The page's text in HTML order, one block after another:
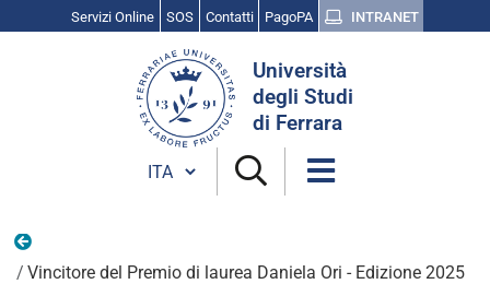
Servizi Online SOS Contatti PagoPA INTRANET
Università
degli Studi
di Ferrara
Cambia lingua
Vincitore del Premio di laurea Daniela Ori - Edizione 2025